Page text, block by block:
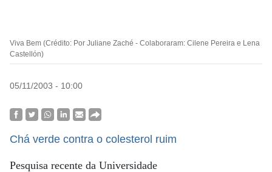
Viva Bem (Crédito: Por Juliane Zaché - Colaboraram: Cilene Pereira e Lena
Castellón)
05/11/2003 - 10:00
Chá verde contra o colesterol ruim
Pesquisa recente da Universidade